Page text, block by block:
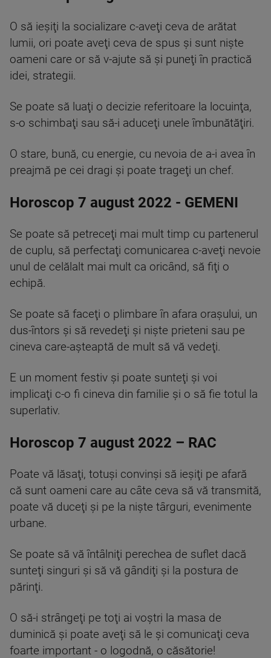
O să ieşiţi la socializare c-aveţi ceva de arătat
lumii, ori poate aveţi ceva de spus şi sunt nişte
oameni care or să v-ajute să şi puneţi în practică
idei, strategii.
Se poate să luaţi o decizie referitoare la locuinţa,
s-o schimbaţi sau să-i aduceţi unele îmbunătăţiri.
O stare, bună, cu energie, cu nevoia de a-i avea în
preajmă pe cei dragi şi poate trageţi un chef.
Horoscop 7 august 2022 - GEMENI
Se poate să petreceţi mai mult timp cu partenerul
de cuplu, să perfectaţi comunicarea c-aveţi nevoie
unul de celălalt mai mult ca oricând, să fiţi o
echipă.
Se poate să faceţi o plimbare în afara oraşului, un
dus-întors şi să revedeţi şi nişte prieteni sau pe
cineva care-aşteaptă de mult să vă vedeţi.
E un moment festiv şi poate sunteţi şi voi
implicaţi c-o fi cineva din familie şi o să fie totul la
superlativ.
Horoscop 7 august 2022 – RAC
Poate vă lăsaţi, totuşi convinşi să ieşiţi pe afară
că sunt oameni care au câte ceva să vă transmită,
poate vă duceţi şi pe la nişte târguri, evenimente
urbane.
Se poate să vă întâlniţi perechea de suflet dacă
sunteţi singuri şi să vă gândiţi şi la postura de
părinţi.
O să-i strângeţi pe toţi ai voştri la masa de
duminică şi poate aveţi să le şi comunicaţi ceva
foarte important - o logodnă, o căsătorie!